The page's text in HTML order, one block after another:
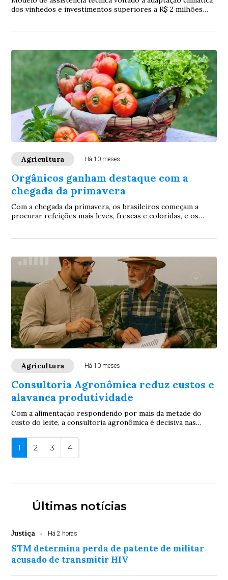
dos vinhedos e investimentos superiores a R$ 2 milhões
Agricultura Há 10 meses
Orgânicos ganham destaque com a
chegada da primavera
Com a chegada da primavera, os brasileiros começam a
procurar refeições mais leves, frescas e coloridas, e os
Agricultura Há 10 meses
Consultoria Agronômica reduz custos e
alavanca produtividade
Com a alimentação respondendo por mais da metade do
custo do leite, a consultoria agronômica é decisiva nas
1 2 3 4
Últimas notícias
Justiça Há 2 horas
STM determina perda de patente de militar
acusado de transmitir HIV